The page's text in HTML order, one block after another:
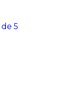
de 5